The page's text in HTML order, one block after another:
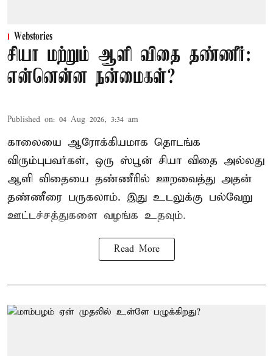
Webstories
சியா மற்றும் ஆளி விதை தண்ணீர்:
என்னென்ன நன்மைகள்?
Published on: 04 Aug 2026, 3:34 am
காலையை ஆரோக்கியமாக தொடங்க
விரும்புபவர்கள், ஒரு ஸ்பூன் சியா விதை அல்லது
ஆளி விதையை தண்ணீரில் ஊறவைத்து அதன்
தண்ணீரை பருகலாம். இது உடலுக்கு பல்வேறு
ஊட்டச்சத்துகளை வழங்க உதவும்.
Read More